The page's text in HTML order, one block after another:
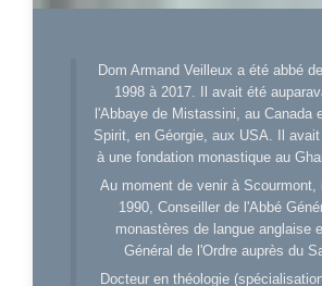
Dom Armand Veilleux a été abbé
1998 à 2017. Il avait été
l'Abbaye de Mistassini, au Canada
Spirit, en Géorgie, aux USA. Il
à une fondation monastique au
Au moment de venir à Scourmont,
1990, Conseiller de l'Abbé
monastères de langue anglaise
Général de l'Ordre auprès du
Docteur en théologie